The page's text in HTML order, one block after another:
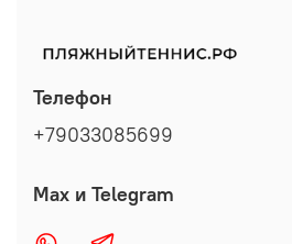
Телефон
+79033085699
Max и Telegram